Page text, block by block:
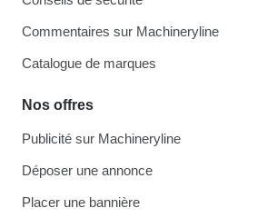
Commentaires sur Machineryline
Catalogue de marques
Nos offres
Publicité sur Machineryline
Déposer une annonce
Placer une bannière